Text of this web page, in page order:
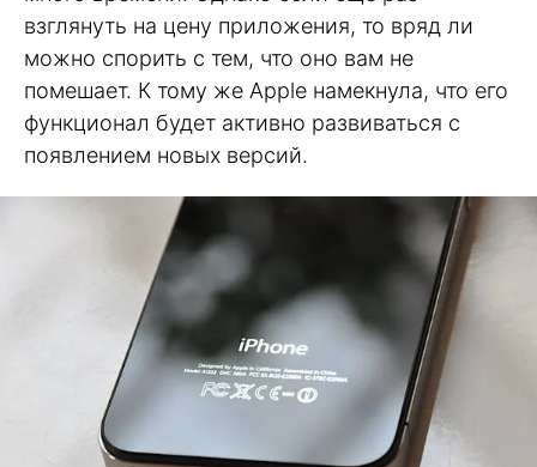
взглянуть на цену приложения, то вряд ли
можно спорить с тем, что оно вам не
помешает. К тому же Apple намекнула, что его
функционал будет активно развиваться с
появлением новых версий.